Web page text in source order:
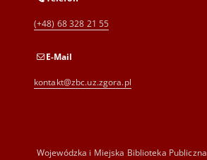
(+48) 68 328 21 55
E-Mail
kontakt@zbc.uz.zgora.pl
Wojewódzka i Miejska Biblioteka Publiczna